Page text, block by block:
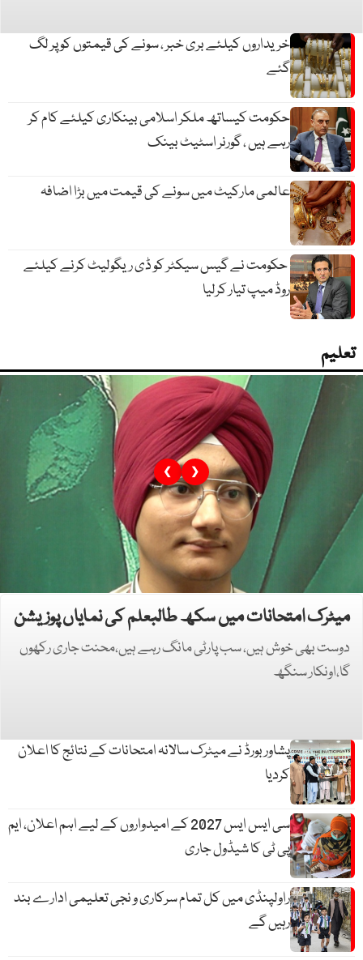
خریداروں کیلئے بری خبر ، سونے کی قیمتوں کو پر لگ
گئے
حکومت کیساتھ ملکر اسلامی بینکاری کیلئے کام کر
رہے ہیں ، گورنر اسٹیٹ بینک
عالمی مارکیٹ میں سونے کی قیمت میں بڑا اضافہ
حکومت نے گیس سیکٹر کو ڈی ریگولیٹ کرنے کیلئے
روڈ میپ تیار کرلیا
تعلیم
میٹرک امتحانات میں سکھ طالبعلم کی نمایاں پوزیشن
دوست بھی خوش ہیں، سب پارٹی مانگ رہے ہیں،محنت جاری رکھوں
گا،اونکار سنگھ
❮ ❯
پشاور بورڈ نے میٹرک سالانہ امتحانات کے نتائج کا اعلان
کردیا
سی ایس ایس 2027 کے امیدواروں کے لیے اہم اعلان، ایم
پی ٹی کا شیڈول جاری
راولپنڈی میں کل تمام سرکاری و نجی تعلیمی ادارے بند
رہیں گے